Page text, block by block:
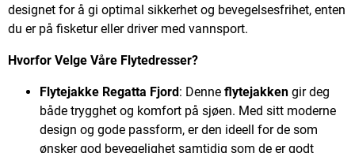
designet for å gi optimal sikkerhet og bevegelsesfrihet, enten
du er på fisketur eller driver med vannsport.
Hvorfor Velge Våre Flytedresser?
Flytejakke Regatta Fjord: Denne flytejakken gir deg
både trygghet og komfort på sjøen. Med sitt moderne
design og gode passform, er den ideell for de som
ønsker god bevegelighet samtidig som de er godt